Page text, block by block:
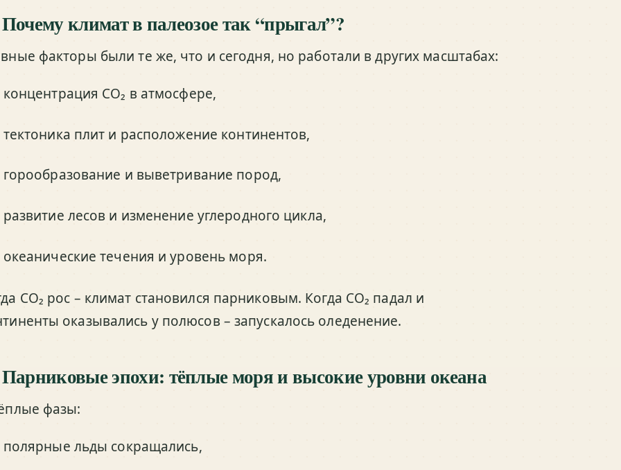
климат в палеозое так “прыгал”?
факторы были те же, что и сегодня, но работали в других масштабах:
концентрация CO₂ в атмосфере,
тектоника плит и расположение континентов,
горообразование и выветривание пород,
развитие лесов и изменение углеродного цикла,
океанические течения и уровень моря.
CO₂ рос – климат становился парниковым. Когда CO₂ падал и
оказывались у полюсов – запускалось оледенение.
эпохи: тёплые моря и высокие уровни океана
фазы:
полярные льды сокращались,